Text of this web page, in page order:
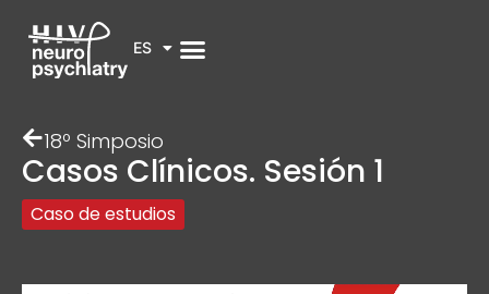
ES
18º Simposio
Casos Clínicos. Sesión 1
Caso de estudios